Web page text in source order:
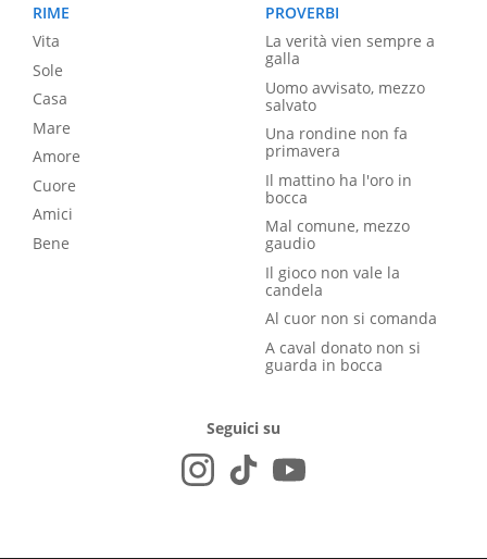
RIME
Vita
Sole
Casa
Mare
Amore
Cuore
Amici
Bene
PROVERBI
La verità vien sempre a
galla
Uomo avvisato, mezzo
salvato
Una rondine non fa
primavera
Il mattino ha l'oro in
bocca
Mal comune, mezzo
gaudio
Il gioco non vale la
candela
Al cuor non si comanda
A caval donato non si
guarda in bocca
Seguici su